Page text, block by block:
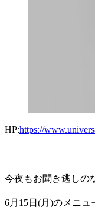
HP:https://
今夜もお聞き逃しの
6月15日(月)のメニュ